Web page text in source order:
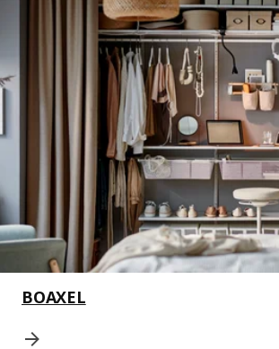
BOAXEL